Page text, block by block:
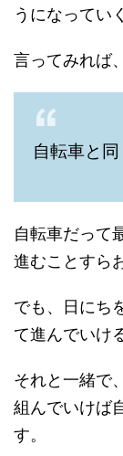
うになってい
言ってみれば、
自転車と同
自転車だって
進むことすら
でも、日にち
て進んでいけ
それと一緒で
組んでいけば
す。